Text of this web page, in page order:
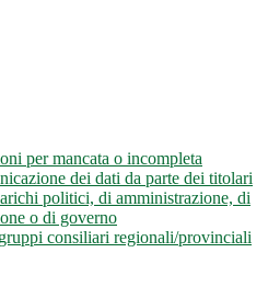
per mancata o incompleta
dei dati da parte dei titolari
politici, di amministrazione, di
o di governo
consiliari regionali/provinciali